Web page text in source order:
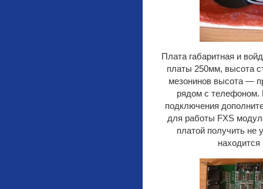
Плата габаритная и
платы 250мм, высота
мезонинов высота —
рядом с телефоном.
подключения
для работы FXS
платой получить не